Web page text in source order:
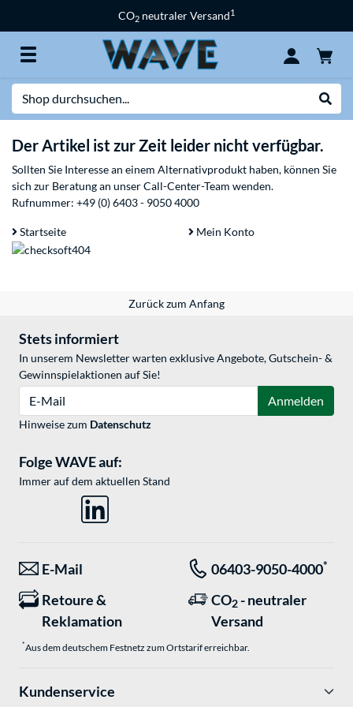
CO2 neutraler Versand1
Der Artikel ist zur Zeit leider nicht verfügbar.
Sollten Sie Interesse an einem Alternativprodukt haben, können Sie
sich zur Beratung an unser Call-Center-Team wenden.
Rufnummer: +49 (0) 6403 - 9050 4000
Startseite Mein Konto
Zurück zum Anfang
Stets informiert
In unserem Newsletter warten exklusive Angebote, Gutschein- &
Gewinnspielaktionen auf Sie!
Anmelden
Hinweise zum Datenschutz
Folge WAVE auf:
Immer auf dem aktuellen Stand
E-Mail 06403-9050-4000*
Retoure &
Reklamation
CO2 - neutraler
Versand
*Aus dem deutschem Festnetz zum Ortstarif erreichbar.
Kundenservice